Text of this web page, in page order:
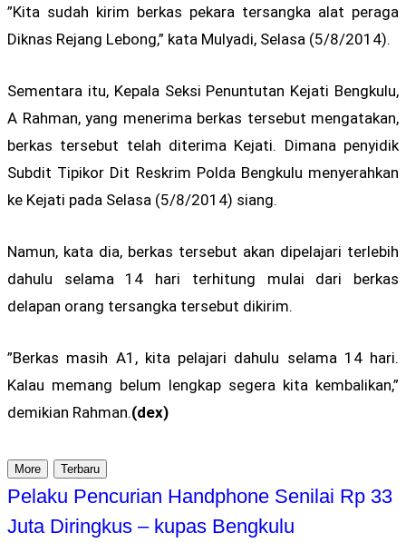
”Kita sudah kirim berkas pekara tersangka alat peraga
Diknas Rejang Lebong,” kata Mulyadi, Selasa (5/8/2014).
Sementara itu, Kepala Seksi Penuntutan Kejati Bengkulu,
A Rahman, yang menerima berkas tersebut mengatakan,
berkas tersebut telah diterima Kejati. Dimana penyidik
Subdit Tipikor Dit Reskrim Polda Bengkulu menyerahkan
ke Kejati pada Selasa (5/8/2014) siang.
Namun, kata dia, berkas tersebut akan dipelajari terlebih
dahulu selama 14 hari terhitung mulai dari berkas
delapan orang tersangka tersebut dikirim.
”Berkas masih A1, kita pelajari dahulu selama 14 hari.
Kalau memang belum lengkap segera kita kembalikan,”
demikian Rahman.(dex)
More Terbaru
Pelaku Pencurian Handphone Senilai Rp 33
Juta Diringkus – kupas Bengkulu